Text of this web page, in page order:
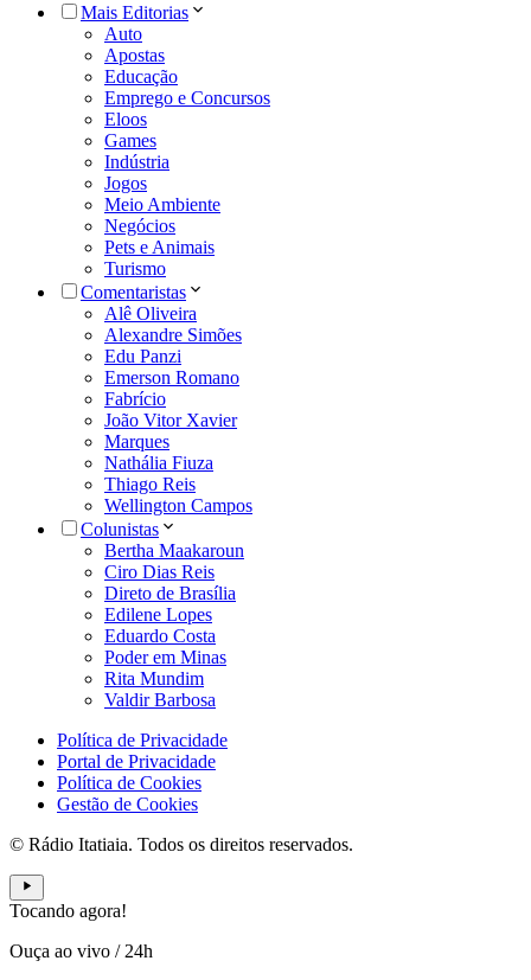
Mais Editorias
Auto
Apostas
Educação
Emprego e Concursos
Eloos
Games
Indústria
Jogos
Meio Ambiente
Negócios
Pets e Animais
Turismo
Comentaristas
Alê Oliveira
Alexandre Simões
Edu Panzi
Emerson Romano
Fabrício
João Vitor Xavier
Marques
Nathália Fiuza
Thiago Reis
Wellington Campos
Colunistas
Bertha Maakaroun
Ciro Dias Reis
Direto de Brasília
Edilene Lopes
Eduardo Costa
Poder em Minas
Rita Mundim
Valdir Barbosa
Política de Privacidade
Portal de Privacidade
Política de Cookies
Gestão de Cookies
© Rádio Itatiaia. Todos os direitos reservados.
Tocando agora!
Ouça ao vivo / 24h